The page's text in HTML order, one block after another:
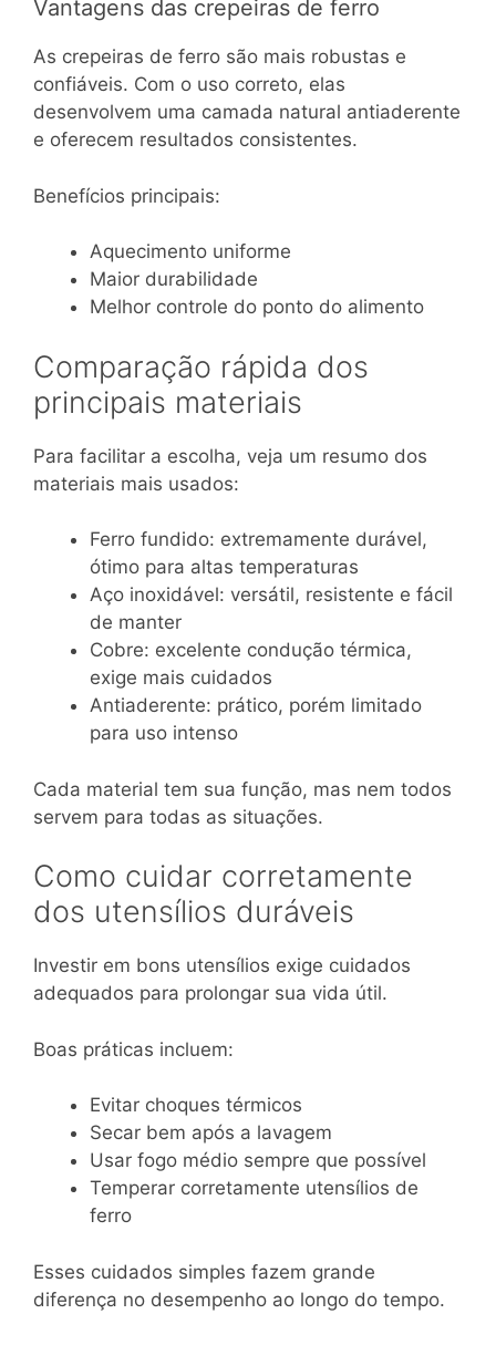
Vantagens das crepeiras de ferro
As crepeiras de ferro são mais robustas e
confiáveis. Com o uso correto, elas
desenvolvem uma camada natural antiaderente
e oferecem resultados consistentes.
Benefícios principais:
Aquecimento uniforme
Maior durabilidade
Melhor controle do ponto do alimento
Comparação rápida dos
principais materiais
Para facilitar a escolha, veja um resumo dos
materiais mais usados:
Ferro fundido: extremamente durável,
ótimo para altas temperaturas
Aço inoxidável: versátil, resistente e fácil
de manter
Cobre: excelente condução térmica,
exige mais cuidados
Antiaderente: prático, porém limitado
para uso intenso
Cada material tem sua função, mas nem todos
servem para todas as situações.
Como cuidar corretamente
dos utensílios duráveis
Investir em bons utensílios exige cuidados
adequados para prolongar sua vida útil.
Boas práticas incluem:
Evitar choques térmicos
Secar bem após a lavagem
Usar fogo médio sempre que possível
Temperar corretamente utensílios de
ferro
Esses cuidados simples fazem grande
diferença no desempenho ao longo do tempo.